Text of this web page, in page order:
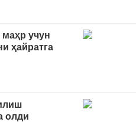
маҳр учун
ҳайратга
олди